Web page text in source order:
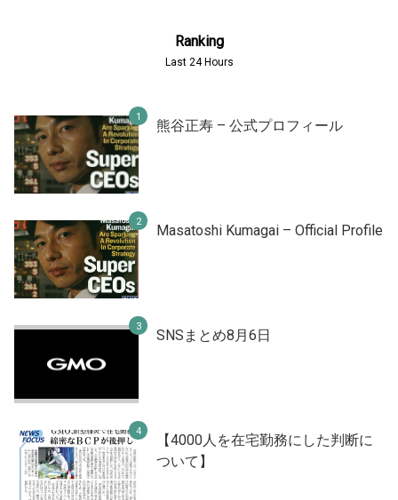
Ranking
Last 24 Hours
熊谷正寿 – 公式プロフィール
Masatoshi Kumagai – Official Profile
SNSまとめ8月6日
【4000人を在宅勤務にした判断に
ついて】